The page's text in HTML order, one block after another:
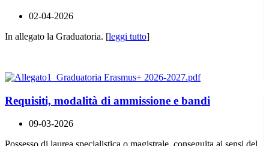
02-04-2026
In allegato la Graduatoria. [leggi tutto]
Requisiti, modalità di ammissione e bandi
09-03-2026